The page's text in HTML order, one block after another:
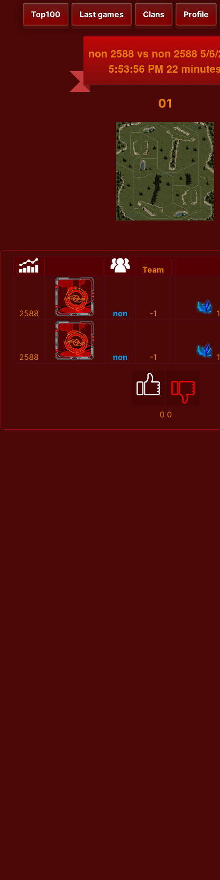
Top100 Last games Clans Profile
non 2588 vs non 2588 5/
5:53:56 PM 22
01
Team
2588 non -1
2588 non -1
0 0